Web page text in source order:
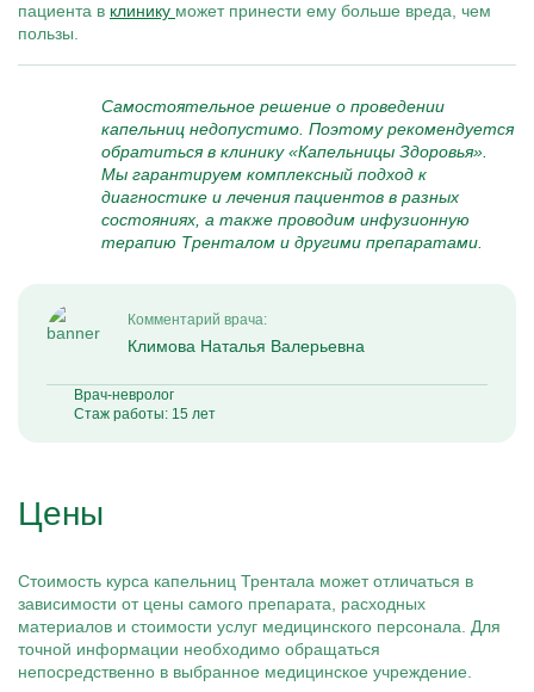
пациента в клинику может принести ему больше вреда, чем
пользы.
Самостоятельное решение о проведении
капельниц недопустимо. Поэтому рекомендуется
обратиться в клинику «Капельницы Здоровья».
Мы гарантируем комплексный подход к
диагностике и лечения пациентов в разных
состояниях, а также проводим инфузионную
терапию Тренталом и другими препаратами.
Комментарий врача:
Климова Наталья Валерьевна
Врач-невролог
Стаж работы: 15 лет
Цены
Стоимость курса капельниц Трентала может отличаться в
зависимости от цены самого препарата, расходных
материалов и стоимости услуг медицинского персонала. Для
точной информации необходимо обращаться
непосредственно в выбранное медицинское учреждение.